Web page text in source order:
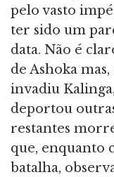
pelo vasto
ter sido um
data. Não é
de Ashoka
invadiu
deportou
restantes
que, enquanto
batalha,